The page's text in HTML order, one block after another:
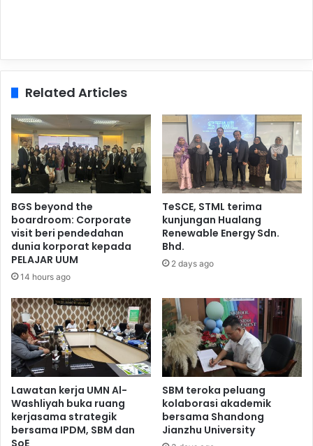
Related Articles
BGS beyond the
boardroom: Corporate
visit beri pendedahan
dunia korporat kepada
PELAJAR UUM
14 hours ago
TeSCE, STML terima
kunjungan Hualang
Renewable Energy Sdn.
Bhd.
2 days ago
Lawatan kerja UMN Al-
Washliyah buka ruang
kerjasama strategik
bersama IPDM, SBM dan
SoE
SBM teroka peluang
kolaborasi akademik
bersama Shandong
Jianzhu University